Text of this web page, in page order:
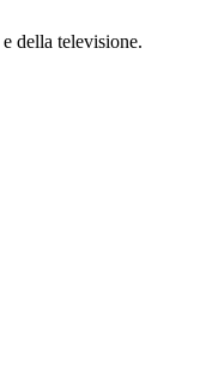
della televisione.